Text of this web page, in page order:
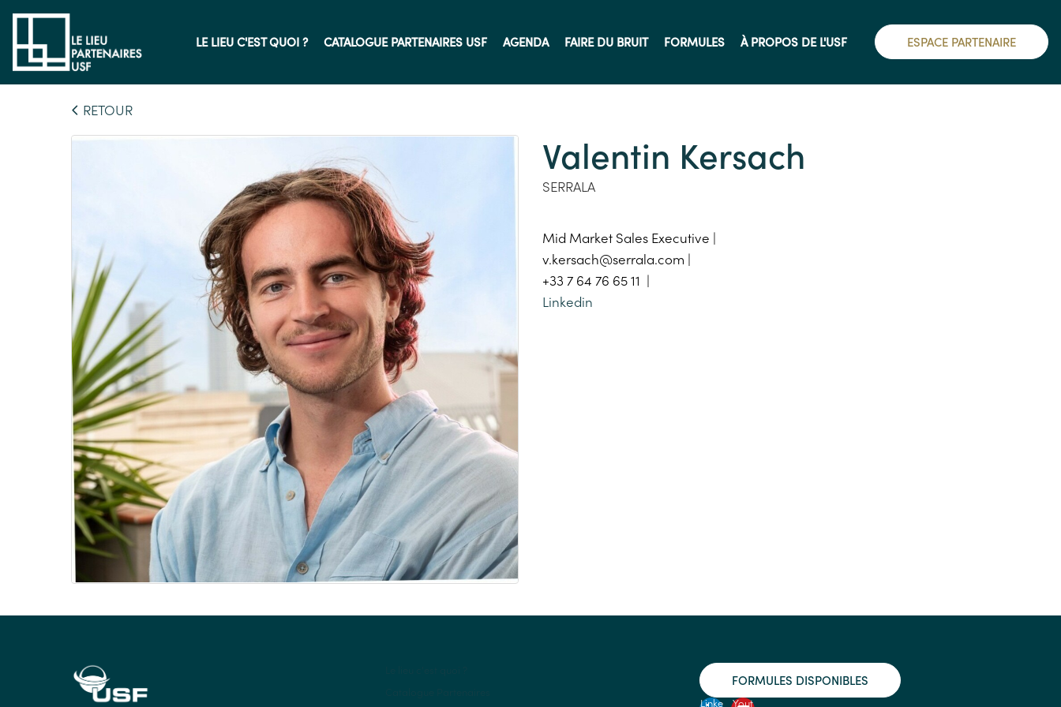
LE LIEU C'EST QUOI ? CATALOGUE PARTENAIRES USF AGENDA FAIRE DU BRUIT FORMULES À PROPOS DE L'USF ESPACE PARTENAIRE
RETOUR
Valentin Kersach
SERRALA
Mid Market Sales Executive |
v.kersach@serrala.com |
+33 7 64 76 65 11 |
Linkedin
FORMULES DISPONIBLES
Linke Yout